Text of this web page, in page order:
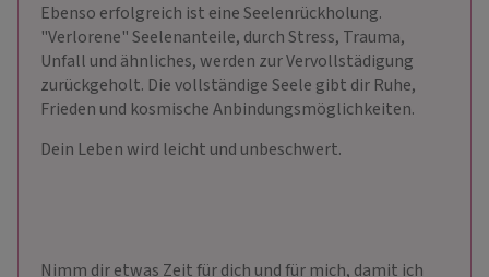
Ebenso erfolgreich ist eine Seelenrückholung.
"Verlorene" Seelenanteile, durch Stress, Trauma,
Unfall und ähnliches, werden zur Vervollstädigung
zurückgeholt. Die vollständige Seele gibt dir Ruhe,
Frieden und kosmische Anbindungsmöglichkeiten.
Dein Leben wird leicht und unbeschwert.
Nimm dir etwas Zeit für dich und für mich, damit ich